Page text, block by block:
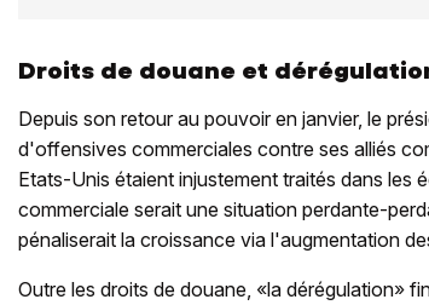
Droits de douane et
Depuis son retour au pouvoir en janvier, le
d'offensives commerciales contre ses alliés
Etats-Unis étaient injustement traités dans les
commerciale serait une situation perdante-
pénaliserait la croissance via l'augmentation
Outre les droits de douane, «la dérégulation»